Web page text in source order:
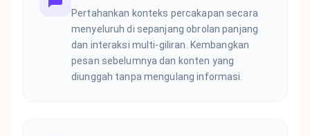
Pertahankan konteks percakapan secara
menyeluruh di sepanjang obrolan panjang
dan interaksi multi-giliran. Kembangkan
pesan sebelumnya dan konten yang
diunggah tanpa mengulang informasi.